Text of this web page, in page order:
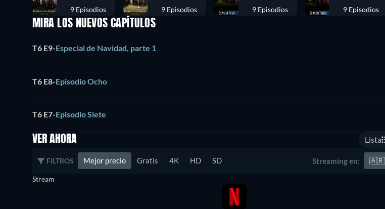
9 Episodios
9 Episodios
9 Episodios
9 Episodios
MIRA LOS NUEVOS CAPÍTULOS
T6 E9-Especial de Navidad, parte 1
T6 E8-Episodio Ocho
T6 E7-Episodio Siete
VER AHORA Lista
FILTROS Mejor precio Gratis 4K HD SD Streaming en: 🇦🇷
Stream